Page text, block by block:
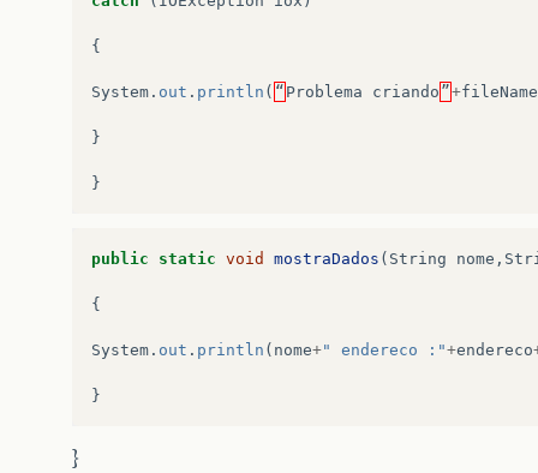
{
System . out . println ( “ Problema criando ”+fileName
}
}
public static void mostraDados ( String nome ,
{
System . out . println ( nome+" endereco :"+endereco
}
}